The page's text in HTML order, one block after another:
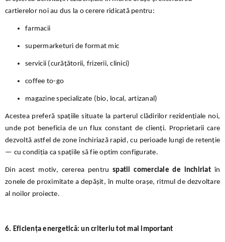
cartierelor noi au dus la o cerere ridicată pentru:
farmacii
supermarketuri de format mic
servicii (curățătorii, frizerii, clinici)
coffee to-go
magazine specializate (bio, local, artizanal)
Acestea preferă spațiile situate la parterul clădirilor rezidențiale noi,
unde pot beneficia de un flux constant de clienți. Proprietarii care
dezvoltă astfel de zone închiriază rapid, cu perioade lungi de retenție
— cu condiția ca spațiile să fie optim configurate.
Din acest motiv, cererea pentruspatii comerciale de inchiriatîn
zonele de proximitate a depășit, în multe orașe, ritmul de dezvoltare
al noilor proiecte.
6. Eficiența energetică: un criteriu tot mai important